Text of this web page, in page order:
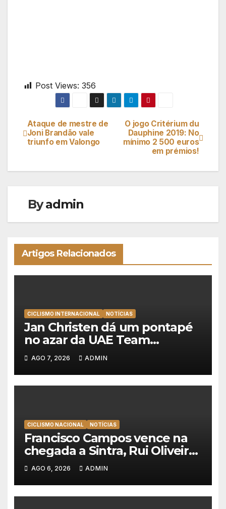
Post Views: 356
Navegação
de
artigos
O jogo Critérium du
Dauphine 2019: No
mínimo 2 500 euros
em prémios!
Ataque de mestre de
Joni Brandão vale
triunfo em Valongo
Byadmin
Artigos Relacionados
CICLISMO INTERNACIONAL NOTÍCIAS
Jan Christen dá um pontapé
no azar da UAE Team
Emirates e vence na Volta a
Polónia
AGO 7, 2026 ADMIN
CICLISMO NACIONAL NOTÍCIAS
Francisco Campos vence na
chegada a Sintra, Rui Oliveira
veste de amarelo na Volta a
Portugal
AGO 6, 2026 ADMIN